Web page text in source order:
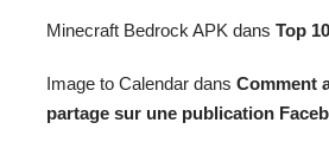
Minecraft Bedrock APK dans Top
Image to Calendar dans Comment
partage sur une publication